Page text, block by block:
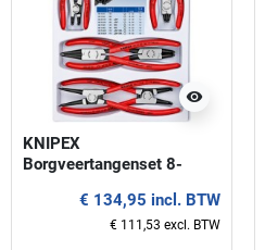
visibility
KNIPEX
Borgveertangenset 8-
buitenringen€ 134,95 incl. BTW
€ 111,53 excl. BTW